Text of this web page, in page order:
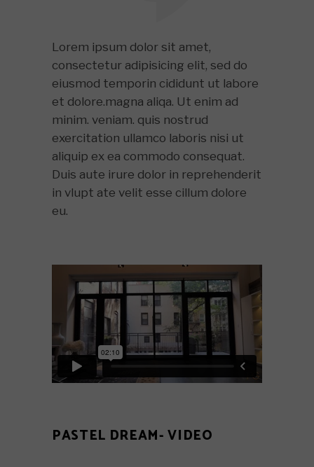
Lorem ipsum dolor sit amet,
consectetur adipisicing elit, sed do
eiusmod temporin cididunt ut labore
et dolore.magna aliqa. Ut enim ad
minim. veniam. quis nostrud
exercitation ullamco laboris nisi ut
aliquip ex ea commodo consequat.
Duis aute irure dolor in reprehenderit
in vlupt ate velit esse cillum dolore
eu.
PASTEL DREAM- VIDEO